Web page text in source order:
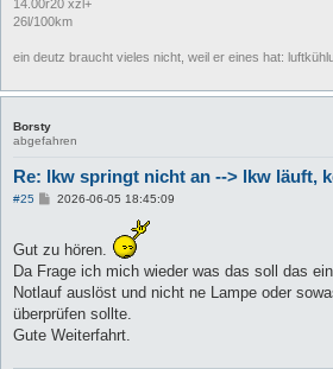
14.00r20 xzl+
26l/100km
ein deutz braucht vieles nicht, weil er eines hat:
Borsty
abgefahren
Re: lkw springt nicht an --> lkw läuft,
#25
B
r
a
g
2026-06-05 18:45:09
Gut zu hören.
Da Frage ich mich wieder was das soll das
Notlauf auslöst und nicht ne Lampe oder
überprüfen sollte.
Gute Weiterfahrt.